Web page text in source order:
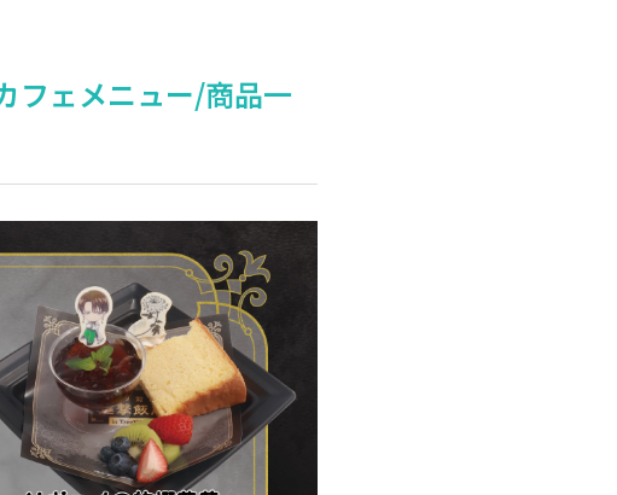
ェメニュー/商品一